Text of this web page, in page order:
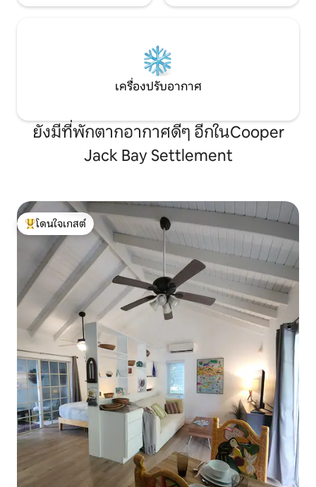
เครื่องปรับอากาศ
ยังมีที่พักตากอากาศดีๆ อีกในCooper
Jack Bay Settlement
โดนใจเกสต์ที่สุด
โดนใจเกสต์